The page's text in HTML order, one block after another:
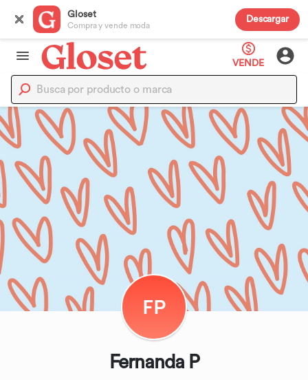
Gloset
Compra y vende moda
Descargar
VENDE
FP
Fernanda P